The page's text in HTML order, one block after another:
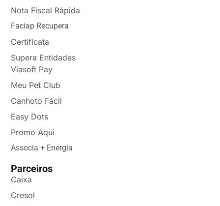
Nota Fiscal Rápida
Faciap Recupera
Certificata
Supera Entidades
Viasoft Pay
Meu Pet Club
Canhoto Fácil
Easy Dots
Promo Aqui
Associa + Energia
Parceiros
Caixa
Cresol